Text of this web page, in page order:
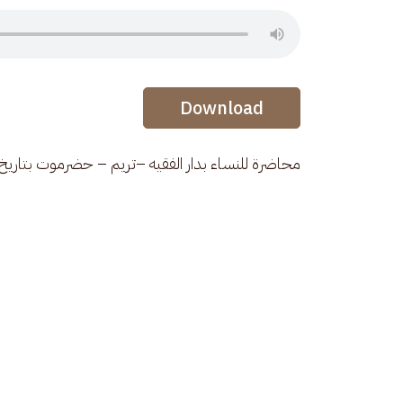
Audio Stream
Audio Stream
Download
محاضرة للنساء بدار الفقيه –تريم – حضرموت بتاريخ 29/8/